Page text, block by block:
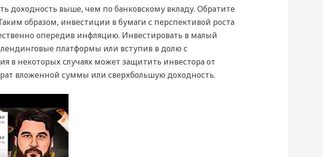
выше, чем по банковскому вкладу. Обратите
образом, инвестиции в бумаги с перспективой роста
опередив инфляцию. Инвестировать в малый
платформы или вступив в долю с
в некоторых случаях может защитить инвестора от
вложенной суммы или сверхбольшую доходность.